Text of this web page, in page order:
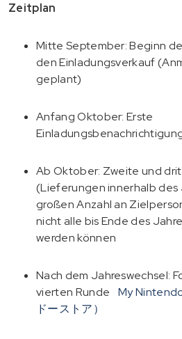
Zeitplan
Mitte September: Beginn
den Einladungsverkauf
geplant)
Anfang Oktober: Erste
Ab Oktober: Zweite und
(Lieferungen innerhalb
großen Anzahl an
nicht alle bis Ende des
werden können
Nach dem Jahreswechsel:
vierten Runde
My
ドーストア）